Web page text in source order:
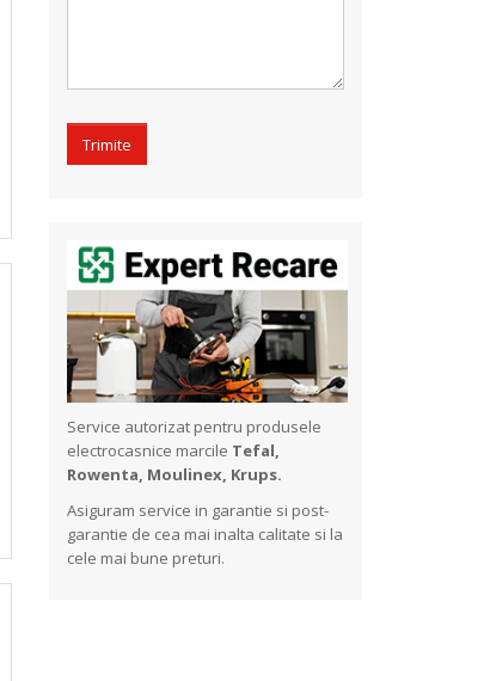
Service autorizat pentru produsele
electrocasnice marcile Tefal,
Rowenta, Moulinex, Krups.
Asiguram service in garantie si post-
garantie de cea mai inalta calitate si la
cele mai bune preturi.